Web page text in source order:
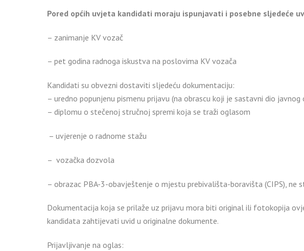
Pored općih uvjeta kandidati moraju ispunjavati i posebne sljedeće
– zanimanje KV vozač
– pet godina radnoga iskustva na poslovima KV vozača
Kandidati su obvezni dostaviti sljedeću dokumentaciju:
– uredno popunjenu pismenu prijavu (na obrascu koji je sastavni dio javnog
– diplomu o stečenoj stručnoj spremi koja se traži oglasom
– uvjerenje o radnome stažu
– vozačka dozvola
– obrazac PBA-3-obavještenje o mjestu prebivališta-boravišta (CIPS), ne
Dokumentacija koja se prilaže uz prijavu mora biti original ili fotokopija
kandidata zahtijevati uvid u originalne dokumente.
Prijavljivanje na oglas: